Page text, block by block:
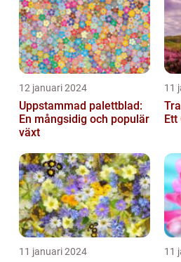
12 januari 2024
Uppstammad palettblad:
En mångsidig och populär
växt
11
Ett
11 januari 2024 11